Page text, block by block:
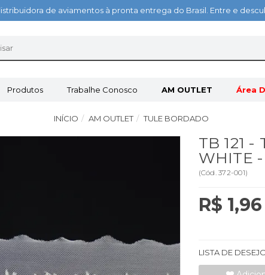
de aviamentos à pronta entrega do Brasil. Entre e
Produtos Trabalhe Conosco AM OUTLET Área
INÍCIO AM OUTLET TULE BORDADO
TB 121 -
WHITE -
(Cód. 372-001)
R$ 1,96
LISTA DE